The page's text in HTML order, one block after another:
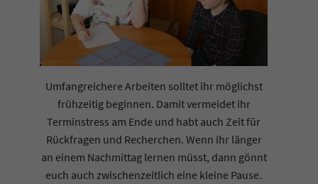
Umfangreichere Arbeiten solltet ihr möglichst
frühzeitig beginnen. Damit vermeidet ihr
Terminstress am Ende und habt auch Zeit für
Rückfragen und Recherchen. Wenn ihr länger
an einem Nachmittag lernen müsst, dann gönnt
euch auch zwischenzeitlich eine kleine Pause.